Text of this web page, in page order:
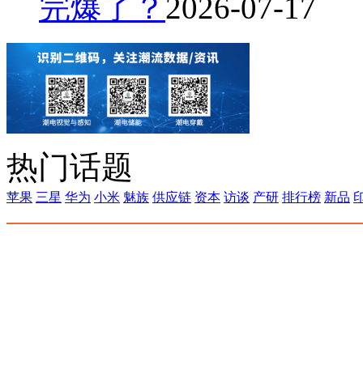
完爆了？ 2026-07-17
热门话题
苹果 三星 华为 小米 魅族 供应链 资本 访谈 产研 排行榜 新品